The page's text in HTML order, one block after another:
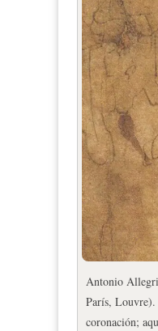
Antonio
París, Louvre).
coronación;